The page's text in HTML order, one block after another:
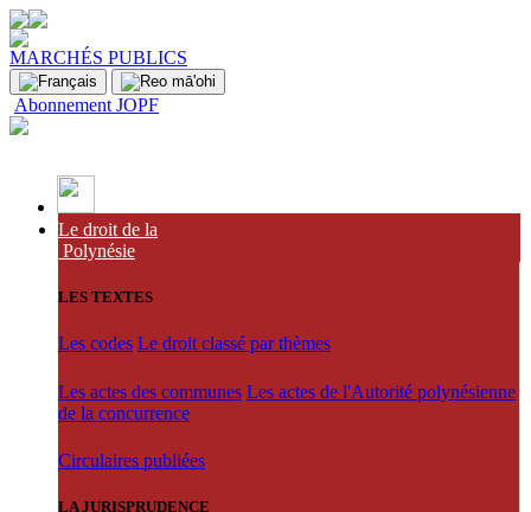
MARCHÉS PUBLICS
Abonnement JOPF
Le droit de la
Polynésie
LES TEXTES
Les codes Le droit classé par thèmes
Les actes des communes Les actes de l'Autorité polynésienne
de la concurrence
Circulaires publiées
LA JURISPRUDENCE